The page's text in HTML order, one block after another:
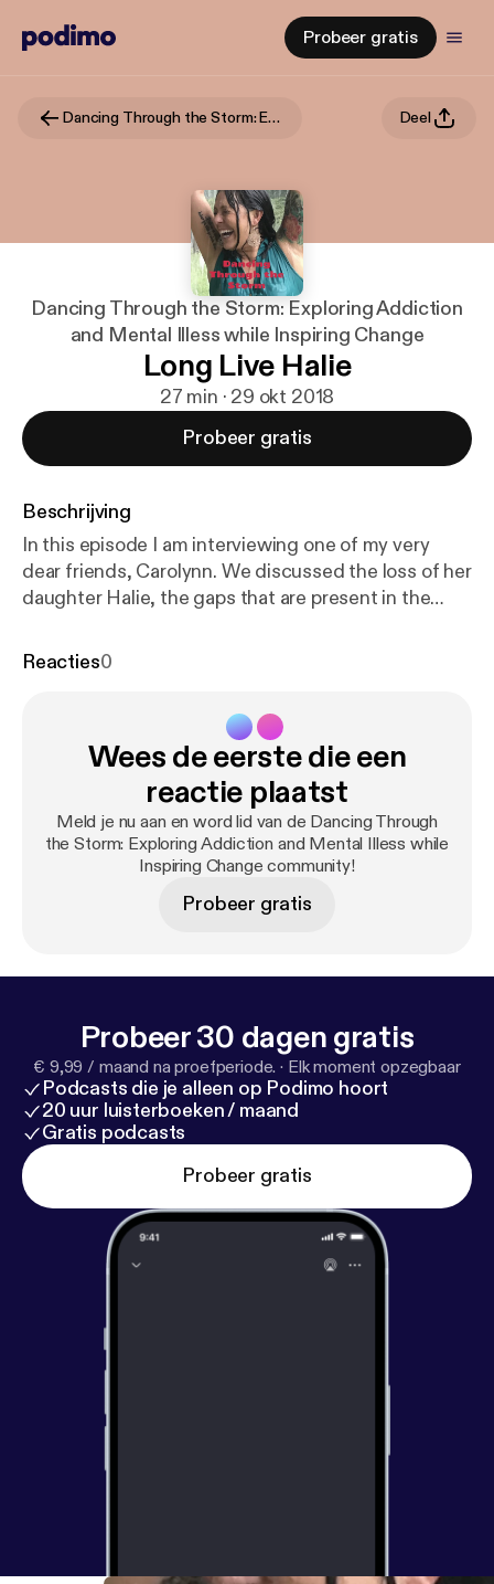
Probeer gratis
Dancing Through the Storm: Exploring Addiction and Mental Illess while Inspiring Change Deel
Dancing Through the Storm: Exploring Addiction
and Mental Illess while Inspiring Change
Long Live Halie
27 min · 29 okt 2018
Probeer gratis
Beschrijving
In this episode I am interviewing one of my very
dear friends, Carolynn. We discussed the loss of her
daughter Halie, the gaps that are present in the
accessing services, and the lack of resources
Reacties0
Wees de eerste die een
reactie plaatst
Meld je nu aan en word lid van de Dancing Through
the Storm: Exploring Addiction and Mental Illess while
Inspiring Change community!
Probeer gratis
Probeer 30 dagen gratis
€ 9,99 / maand na proefperiode. · Elk moment opzegbaar
Podcasts die je alleen op Podimo hoort
20 uur luisterboeken / maand
Gratis podcasts
Probeer gratis